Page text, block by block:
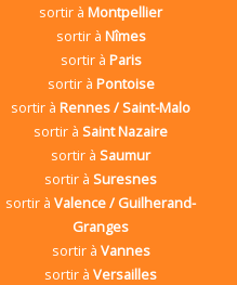
sortir àMontpellier
sortir à Nîmes
sortir à Paris
sortir à Pontoise
sortir àRennes / Saint-Malo
sortir àSaint Nazaire
sortir àSaumur
sortir àSuresnes
sortir àValence / Guilherand-
Granges
sortir à Vannes
sortir àVersailles